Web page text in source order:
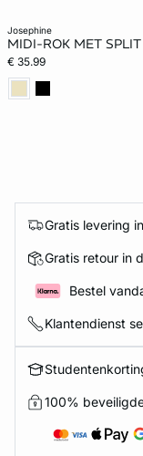
josephine
MIDI-ROK MET SPLIT
€ 35.99
Gratis levering
Gratis retour in
Bestel
Klantendienst
100%